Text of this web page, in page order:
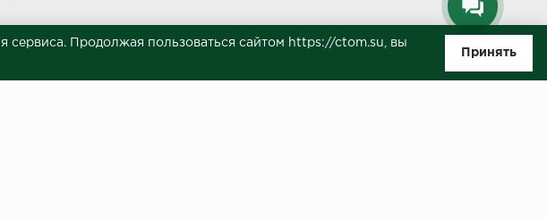
Продолжая пользоваться сайтом https://ctom.su, вы
Принять